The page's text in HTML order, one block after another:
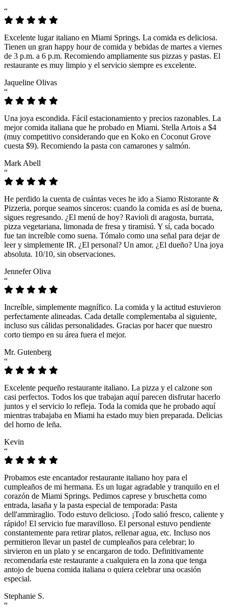
“
Excelente lugar italiano en Miami Springs. La comida es deliciosa.
Tienen un gran happy hour de comida y bebidas de martes a viernes
de 3 p.m. a 6 p.m. Recomiendo ampliamente sus pizzas y pastas. El
restaurante es muy limpio y el servicio siempre es excelente.
Jaqueline Olivas
“
Una joya escondida. Fácil estacionamiento y precios razonables. La
mejor comida italiana que he probado en Miami. Stella Artois a $4
(muy competitivo considerando que en Koko en Coconut Grove
cuesta $9). Recomiendo la pasta con camarones y salmón.
Mark Abell
“
He perdido la cuenta de cuántas veces he ido a Siamo Ristorante &
Pizzeria, porque seamos sinceros: cuando la comida es así de buena,
sigues regresando. ¿El menú de hoy? Ravioli di aragosta, burrata,
pizza vegetariana, limonada de fresa y tiramisú. Y sí, cada bocado
fue tan increíble como suena. Tómalo como una señal para dejar de
leer y simplemente IR. ¿El personal? Un amor. ¿El dueño? Una joya
absoluta. 10/10, sin observaciones.
Jennefer Oliva
“
Increíble, simplemente magnífico. La comida y la actitud estuvieron
perfectamente alineadas. Cada detalle complementaba al siguiente,
incluso sus cálidas personalidades. Gracias por hacer que nuestro
corto tiempo en su área fuera el mejor.
Mr. Gutenberg
“
Excelente pequeño restaurante italiano. La pizza y el calzone son
casi perfectos. Todos los que trabajan aquí parecen disfrutar hacerlo
juntos y el servicio lo refleja. Toda la comida que he probado aquí
mientras trabajaba en Miami ha estado muy bien preparada. Delicias
del horno de leña.
Kevin
“
Probamos este encantador restaurante italiano hoy para el
cumpleaños de mi hermana. Es un lugar agradable y tranquilo en el
corazón de Miami Springs. Pedimos caprese y bruschetta como
entrada, lasaña y la pasta especial de temporada: Pasta
dell'ammiraglio. Todo estuvo delicioso. ¡Todo salió fresco, caliente y
rápido! El servicio fue maravilloso. El personal estuvo pendiente
constantemente para retirar platos, rellenar agua, etc. Incluso nos
permitieron llevar un pastel de cumpleaños para celebrar; lo
sirvieron en un plato y se encargaron de todo. Definitivamente
recomendaría este restaurante a cualquiera en la zona que tenga
antojo de buena comida italiana o quiera celebrar una ocasión
especial.
Stephanie S.
“